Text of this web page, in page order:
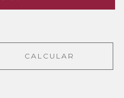
CALCULAR